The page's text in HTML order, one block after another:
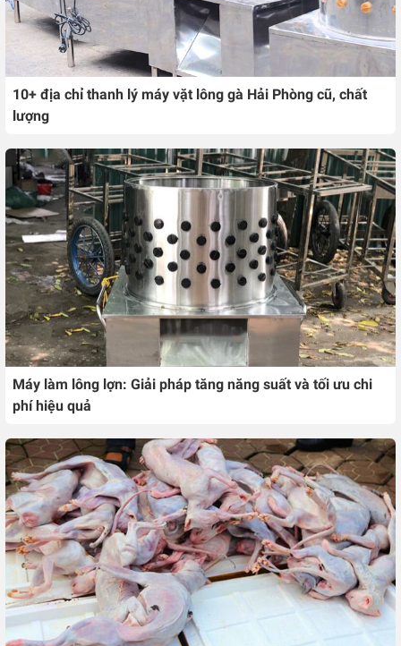
10+ địa chỉ thanh lý máy vặt lông gà Hải Phòng cũ, chất
lượng
Máy làm lông lợn: Giải pháp tăng năng suất và tối ưu chi
phí hiệu quả